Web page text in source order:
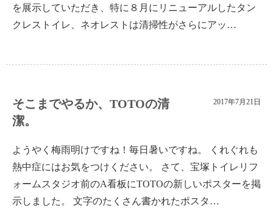
を展示していただき、特に８月にリニューアルしたタン
クレストイレ、ネオレストは清掃性がさらにアッ…
そこまでやるか、TOTOの清
潔。
2017年7月21日
ようやく梅雨明けですね！毎日暑いですね。 くれぐれも
熱中症にはお気をつけください。 さて、宝塚トイレリフ
ォームスタジオ前のA看板にTOTOの新しいポスターを掲
示しました。 文字のたくさん書かれたポスタ…